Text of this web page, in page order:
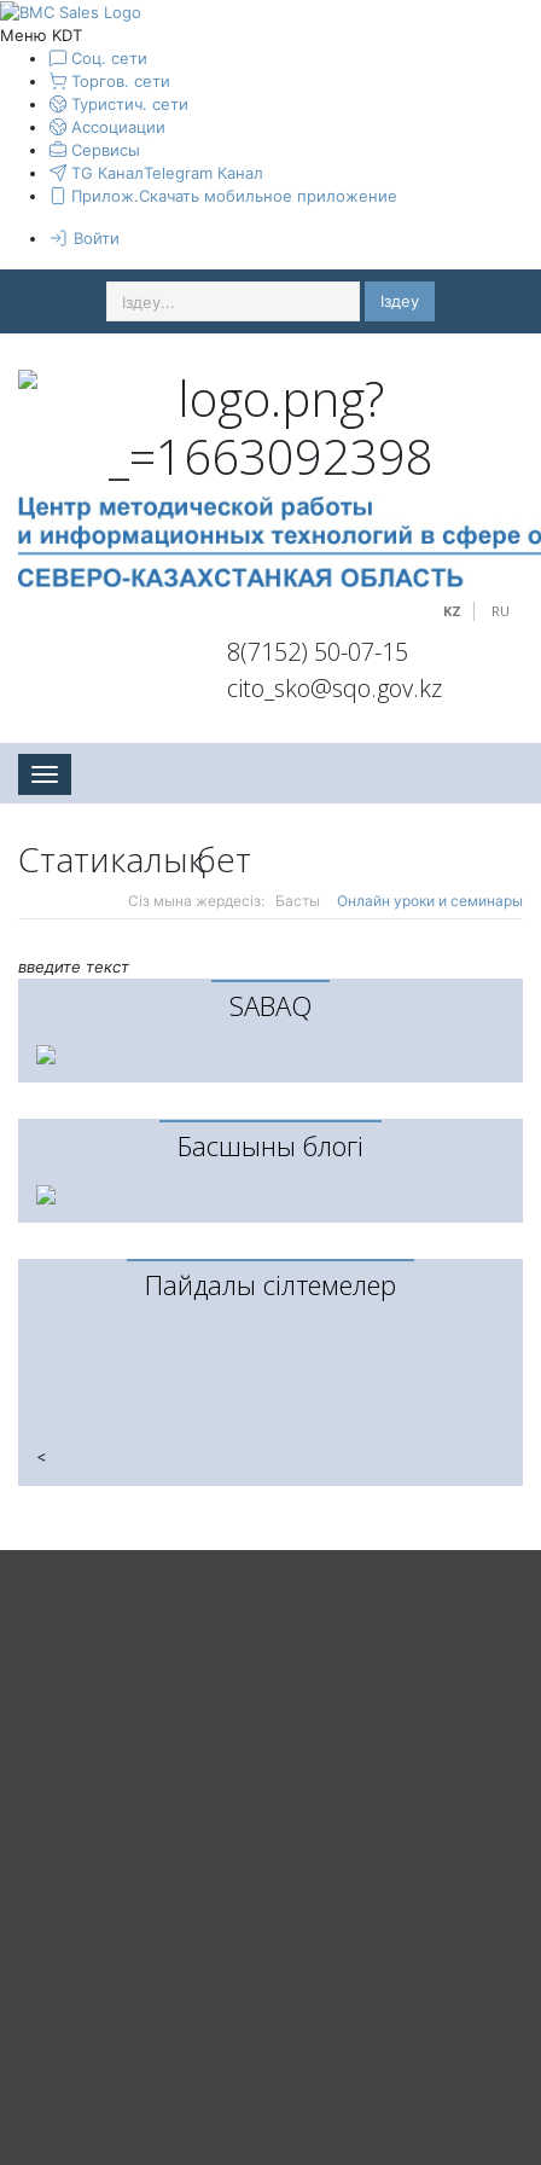
Меню KDT
Соц. сети
Торгов. сети
Туристич. сети
Ассоциации
Сервисы
TG КаналTelegram Канал
Прилож.Скачать мобильное приложение
Войти
Іздеу
KZ RU
8(7152) 50-07-15
cito_sko@sqo.gov.kz
Toggle navigation
Статикалық бет
Сіз мына жердесіз: Басты Онлайн уроки и семинары
введите текст
SABAQ
Басшының блогі
Пайдалы сілтемелер
<